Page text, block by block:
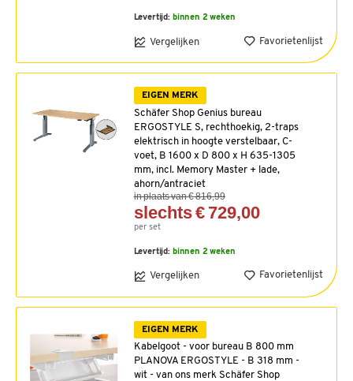
Levertijd: binnen 2 weken
Vergelijken Favorietenlijst
EIGEN MERK
Schäfer Shop Genius bureau
ERGOSTYLE S, rechthoekig, 2-traps
elektrisch in hoogte verstelbaar, C-
voet, B 1600 x D 800 x H 635-1305
mm, incl. Memory Master + lade,
ahorn/antraciet
in plaats van € 816,99
slechts € 729,00
per set
Levertijd: binnen 2 weken
Vergelijken Favorietenlijst
EIGEN MERK
Kabelgoot - voor bureau B 800 mm
PLANOVA ERGOSTYLE - B 318 mm -
wit - van ons merk Schäfer Shop